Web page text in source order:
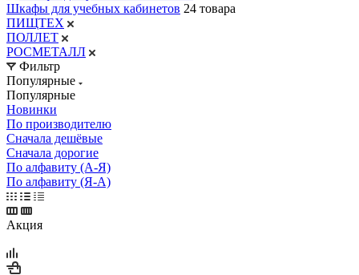
Шкафы для учебных кабинетов 24 товара
ПИЩТЕХ
ПОЛЛЕТ
РОСМЕТАЛЛ
Фильтр
Популярные
Популярные
Новинки
По производителю
Сначала дешёвые
Сначала дорогие
По алфавиту (А-Я)
По алфавиту (Я-А)
Акция